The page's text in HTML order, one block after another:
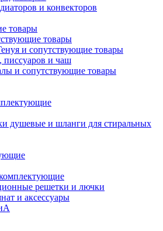
и конвекторов
товары
товары
и сопутствующие товары
писсуаров и чаш
и сопутствующие товары
душевые и шланги для стиральных
решетки и лючки
и аксессуары